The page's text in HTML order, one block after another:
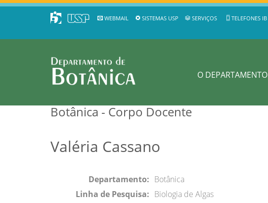
WEBMAIL SISTEMAS USP SERVIÇOS TELEFONES IB
O DEPARTAMENTO
Botânica - Corpo Docente
Valéria Cassano
Departamento: Botânica
Linha de Pesquisa: Biologia de Algas